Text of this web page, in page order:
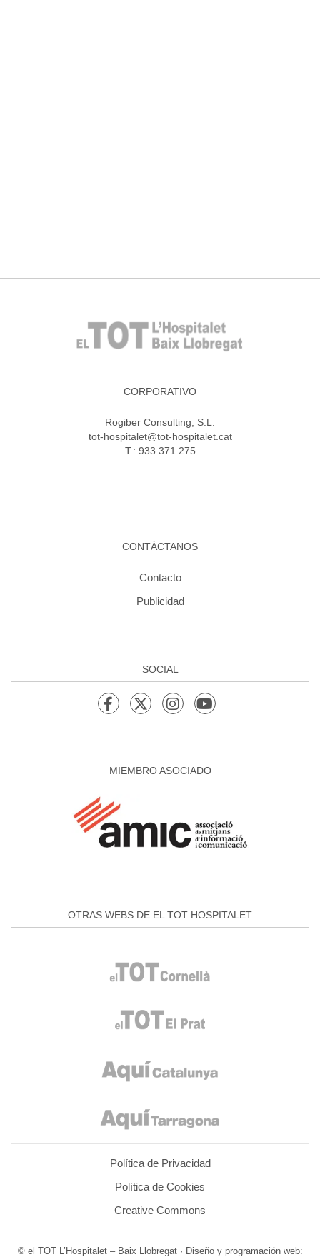
CORPORATIVO
Rogiber Consulting, S.L.
tot-hospitalet@tot-hospitalet.cat
T.: 933 371 275
CONTÁCTANOS
Contacto
Publicidad
SOCIAL
MIEMBRO ASOCIADO
OTRAS WEBS DE EL TOT HOSPITALET
Política de Privacidad
Política de Cookies
Creative Commons
© el TOT L’Hospitalet – Baix Llobregat · Diseño y programación web: